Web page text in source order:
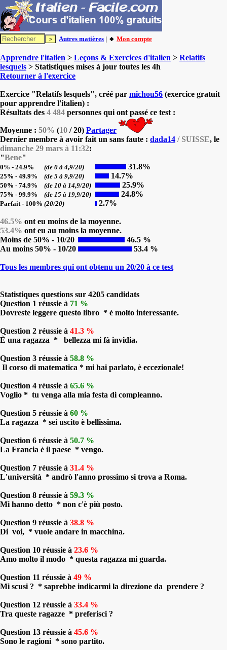
Autres matières | 🔸 Mon compte
Apprendre l'italien > Leçons & Exercices d'italien > Relatifs
lesquels > Statistiques mises à jour toutes les 4h
Retourner à l'exercice
Exercice "Relatifs lesquels", créé par michou56 (exercice gratuit
pour apprendre l'italien) :
Résultats des 4 484 personnes qui ont passé ce test :
Moyenne : 50% (10 / 20) Partager
Dernier membre à avoir fait un sans faute : dada14 / SUISSE, le
dimanche 29 mars à 11:32:
"Bene"
0% - 24.9% (de 0 à 4,9/20) 31.8%
25% - 49.9% (de 5 à 9,9/20) 14.7%
50% - 74.9% (de 10 à 14,9/20) 25.9%
75% - 99.9% (de 15 à 19,9/20) 24.8%
Parfait - 100% (20/20) 2.7%
46.5% ont eu moins de la moyenne.
53.4% ont eu au moins la moyenne.
Moins de 50% - 10/20
46.5 %
Au moins 50% - 10/20
53.4 %
Tous les membres qui ont obtenu un 20/20 à ce test
Statistiques questions sur 4205 candidats
Question 1 réussie à 71 %
Dovreste leggere questo libro * è molto interessante.
Question 2 réussie à 41.3 %
È una ragazza * bellezza mi fà invidia.
Question 3 réussie à 58.8 %
Il corso di matematica * mi hai parlato, è eccezionale!
Question 4 réussie à 65.6 %
Voglio * tu venga alla mia festa di compleanno.
Question 5 réussie à 60 %
La ragazza * sei uscito è bellissima.
Question 6 réussie à 50.7 %
La Francia è il paese * vengo.
Question 7 réussie à 31.4 %
L'università * andrò l'anno prossimo si trova a Roma.
Question 8 réussie à 59.3 %
Mi hanno detto * non c'è più posto.
Question 9 réussie à 38.8 %
Di voi, * vuole andare in macchina.
Question 10 réussie à 23.6 %
Amo molto il modo * questa ragazza mi guarda.
Question 11 réussie à 49 %
Mi scusi ? * saprebbe indicarmi la direzione da prendere ?
Question 12 réussie à 33.4 %
Tra queste ragazze * preferisci ?
Question 13 réussie à 45.6 %
Sono le ragioni * sono partito.